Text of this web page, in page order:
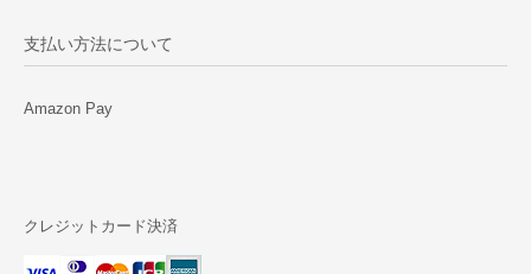
支払い方法について
Amazon Pay
クレジットカード決済